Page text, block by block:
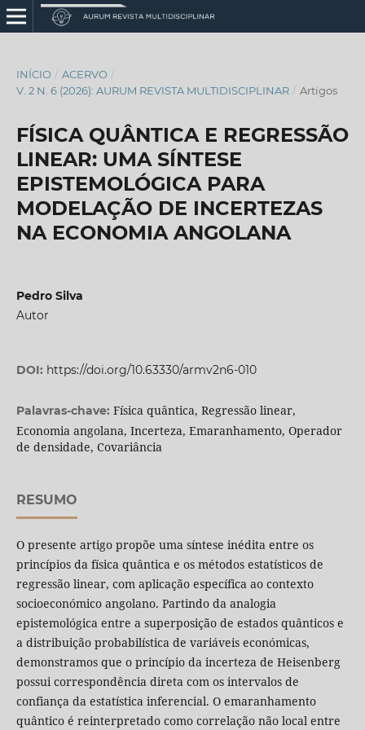
INÍCIO / ACERVO /
V. 2 N. 6 (2026): AURUM REVISTA MULTIDISCIPLINAR / Artigos
FÍSICA QUÂNTICA E REGRESSÃO
LINEAR: UMA SÍNTESE
EPISTEMOLÓGICA PARA
MODELAÇÃO DE INCERTEZAS
NA ECONOMIA ANGOLANA
Pedro Silva
Autor
DOI: https://doi.org/10.63330/armv2n6-010
Palavras-chave: Física quântica, Regressão linear,
Economia angolana, Incerteza, Emaranhamento, Operador
de densidade, Covariância
RESUMO
O presente artigo propõe uma síntese inédita entre os
princípios da física quântica e os métodos estatísticos de
regressão linear, com aplicação específica ao contexto
socioeconómico angolano. Partindo da analogia
epistemológica entre a superposição de estados quânticos e
a distribuição probabilística de variáveis económicas,
demonstramos que o princípio da incerteza de Heisenberg
possui correspondência direta com os intervalos de
confiança da estatística inferencial. O emaranhamento
quântico é reinterpretado como correlação não local entre